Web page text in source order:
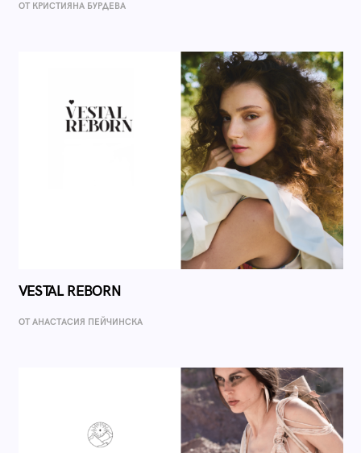
ОТ КРИСТИЯНА БУРДЕВА
VESTAL REBORN
ОТ AНАСТАСИЯ ПЕЙЧИНСКА